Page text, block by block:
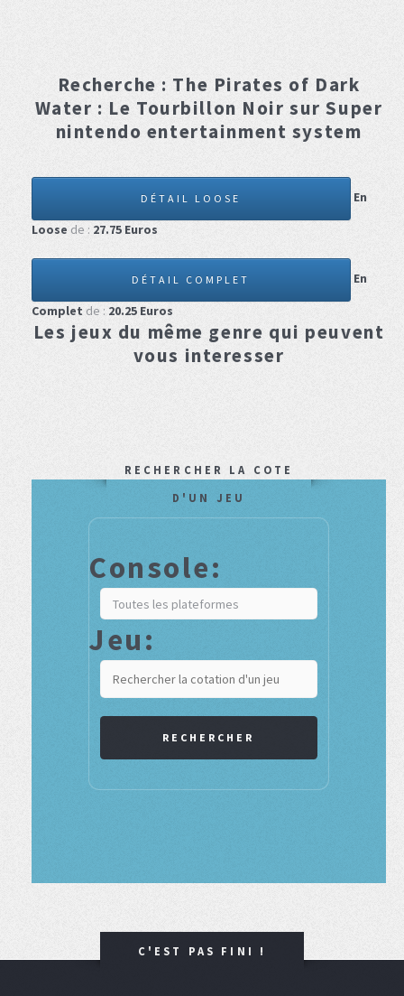
Recherche : The Pirates of Dark
Water : Le Tourbillon Noir sur Super
nintendo entertainment system
DÉTAIL LOOSE
En
Loose de : 27.75 Euros
DÉTAIL COMPLET
En
Complet de : 20.25 Euros
Les jeux du même genre qui peuvent
vous interesser
RECHERCHER LA COTE
D'UN JEU
Console:
Jeu:
RECHERCHER
C'EST PAS FINI !